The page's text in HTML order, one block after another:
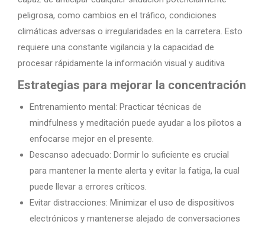
peligrosa, como cambios en el tráfico, condiciones
climáticas adversas o irregularidades en la carretera. Esto
requiere una constante vigilancia y la capacidad de
procesar rápidamente la información visual y auditiva
Estrategias para mejorar la concentración
Entrenamiento mental: Practicar técnicas de
mindfulness y meditación puede ayudar a los pilotos a
enfocarse mejor en el presente.
Descanso adecuado: Dormir lo suficiente es crucial
para mantener la mente alerta y evitar la fatiga, la cual
puede llevar a errores críticos.
Evitar distracciones: Minimizar el uso de dispositivos
electrónicos y mantenerse alejado de conversaciones